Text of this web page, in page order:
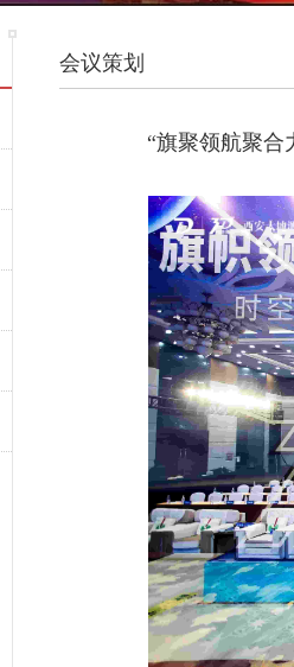
会议策划
“旗聚领航聚